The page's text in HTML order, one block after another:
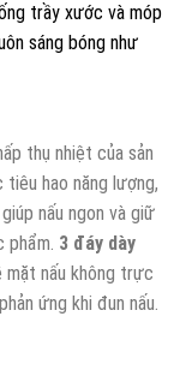
trầy xước và móp
sáng bóng như
thụ nhiệt của sản
hao năng lượng,
nấu ngon và giữ
phẩm. 3 đáy dày
mặt nấu không trực
ứng khi đun nấu.